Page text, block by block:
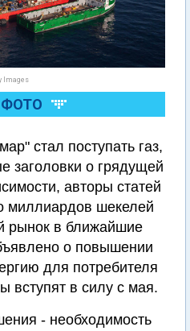
Images
ФОТО
стал поступать газ,
заголовки о грядущей
авторы статей
миллиардов шекелей
рынок в ближайшие
о повышении
для потребителя
вступят в силу с мая.
- необходимость